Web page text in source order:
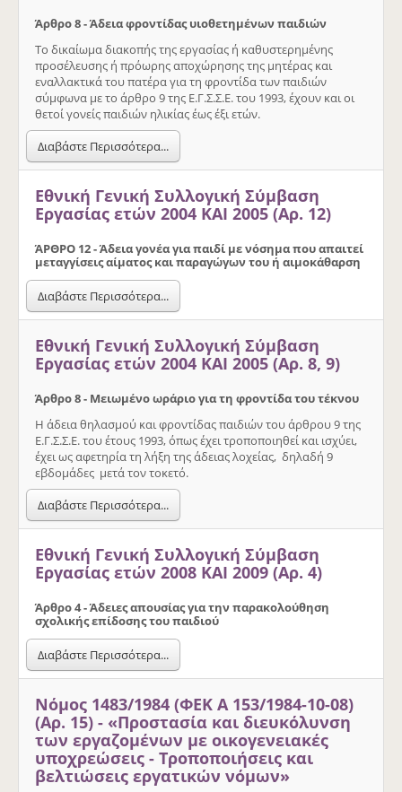
Άρθρο 8 - Άδεια φροντίδας υιοθετηµένων παιδιών
Το δικαίωµα διακοπής της εργασίας ή καθυστερηµένης
προσέλευσης ή πρόωρης αποχώρησης της µητέρας και
εναλλακτικά του πατέρα για τη φροντίδα των παιδιών
σύµφωνα µε το άρθρο 9 της Ε.Γ.Σ.Σ.Ε. του 1993, έχουν και οι
θετοί γονείς παιδιών ηλικίας έως έξι ετών.
Διαβάστε Περισσότερα...
Εθνική Γενική Συλλογική Σύμβαση
Εργασίας ετών 2004 ΚΑΙ 2005 (Αρ. 12)
ΆΡΘΡΟ 12 - Άδεια γονέα για παιδί µε νόσηµα που απαιτεί
µεταγγίσεις αίµατος και παραγώγων του ή αιµοκάθαρση
Διαβάστε Περισσότερα...
Εθνική Γενική Συλλογική Σύμβαση
Εργασίας ετών 2004 ΚΑΙ 2005 (Αρ. 8, 9)
Άρθρο 8 - Μειωµένο ωράριο για τη φροντίδα του τέκνου
Η άδεια θηλασµού και φροντίδας παιδιών του άρθρου 9 της
Ε.Γ.Σ.Σ.Ε. του έτους 1993, όπως έχει τροποποιηθεί και ισχύει,
έχει ως αφετηρία τη λήξη της άδειας λοχείας, δηλαδή 9
εβδοµάδες µετά τον τοκετό.
Διαβάστε Περισσότερα...
Εθνική Γενική Συλλογική Σύμβαση
Εργασίας ετών 2008 ΚΑΙ 2009 (Αρ. 4)
Άρθρο 4 - Άδειες απουσίας για την παρακολούθηση
σχολικής επίδοσης του παιδιού
Διαβάστε Περισσότερα...
Νόμος 1483/1984 (ΦΕΚ Α 153/1984-10-08)
(Αρ. 15) - «Προστασία και διευκόλυνση
των εργαζομένων με οικογενειακές
υποχρεώσεις - Τροποποιήσεις και
βελτιώσεις εργατικών νόμων»